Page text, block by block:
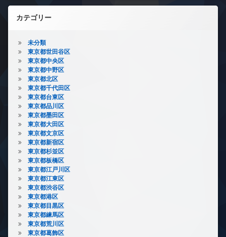
カテゴリー
未分類
東京都世田谷区
東京都中央区
東京都中野区
東京都北区
東京都千代田区
東京都台東区
東京都品川区
東京都墨田区
東京都大田区
東京都文京区
東京都新宿区
東京都杉並区
東京都板橋区
東京都江戸川区
東京都江東区
東京都渋谷区
東京都港区
東京都目黒区
東京都練馬区
東京都荒川区
東京都葛飾区